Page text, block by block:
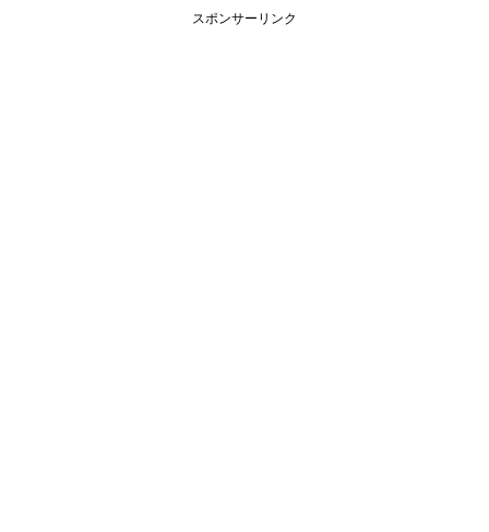
スポンサーリンク